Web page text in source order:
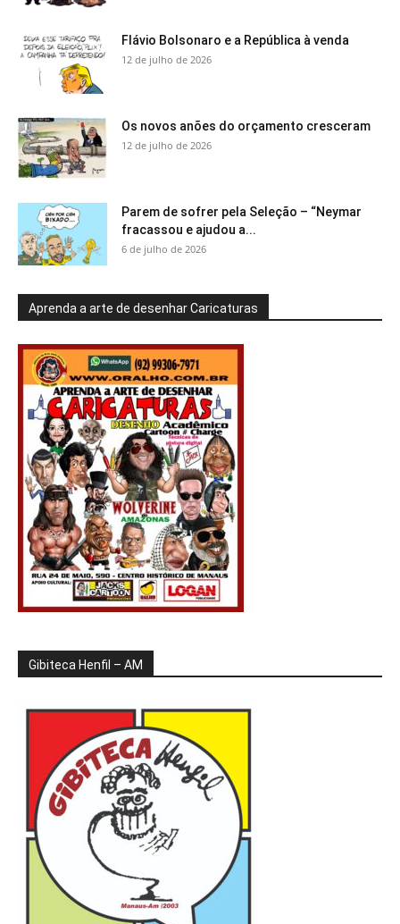
Flávio Bolsonaro e a República à venda
12 de julho de 2026
Os novos anões do orçamento cresceram
12 de julho de 2026
Parem de sofrer pela Seleção – “Neymar
fracassou e ajudou a...
6 de julho de 2026
Aprenda a arte de desenhar Caricaturas
Gibiteca Henfil – AM